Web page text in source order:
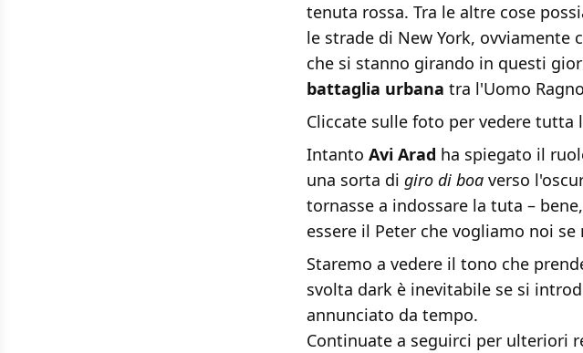
tenuta rossa. Tra le altre cose
le strade di New York, ovviamente
che si stanno girando in questi
battaglia urbana tra l'Uomo
Cliccate sulle foto per vedere tutta
Intanto Avi Arad ha spiegato il
una sorta di giro di boa verso
tornasse a indossare la tuta –
essere il Peter che vogliamo noi
Staremo a vedere il tono che
svolta dark è inevitabile se si
annunciato da tempo.
Continuate a seguirci per ulteriori